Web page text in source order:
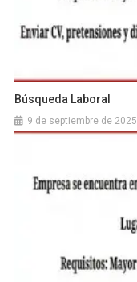
Búsqueda Laboral
9 de septiembre de 2025